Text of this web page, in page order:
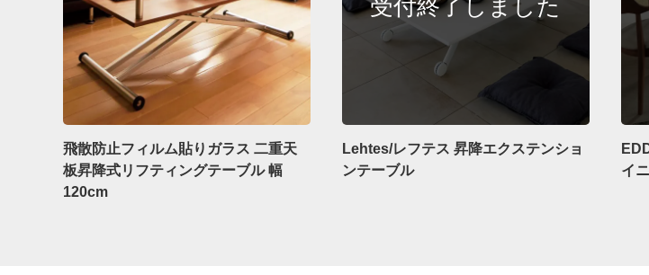
飛散防止フィルム貼りガラス 二重天
板昇降式リフティングテーブル 幅
120cm
Lehtes/レフテス 昇降エクステンショ
ンテーブル
イ